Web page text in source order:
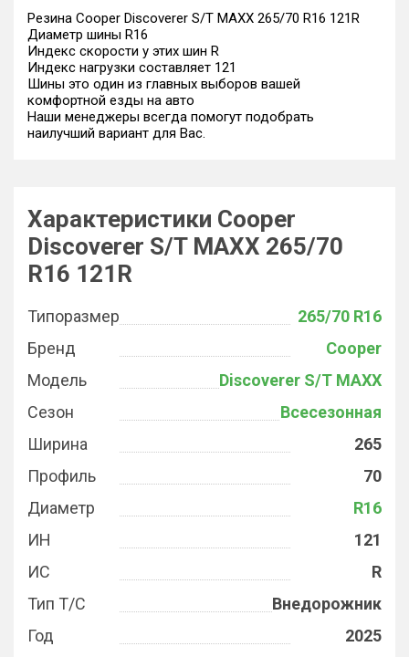
Резина Cooper Discoverer S/T MAXX 265/70 R16 121R
Диаметр шины R16
Индекс скорости у этих шин R
Индекс нагрузки составляет 121
Шины это один из главных выборов вашей
комфортной езды на авто
Наши менеджеры всегда помогут подобрать
наилучший вариант для Вас.
Характеристики Cooper
Discoverer S/T MAXX 265/70
R16 121R
Типоразмер
265/70 R16
Бренд
Cooper
Модель
Discoverer S/T MAXX
Сезон
Всесезонная
Ширина
265
Профиль
70
Диаметр
R16
ИН
121
ИС
R
Тип Т/С
Внедорожник
Год
2025